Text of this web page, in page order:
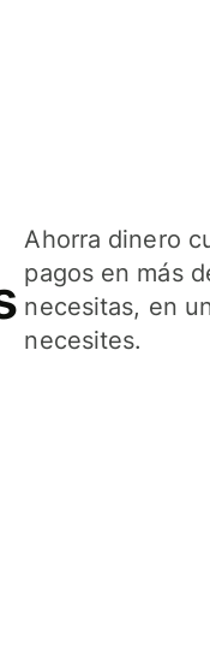
Ahorra dinero
pagos en más
necesitas, en
necesites.